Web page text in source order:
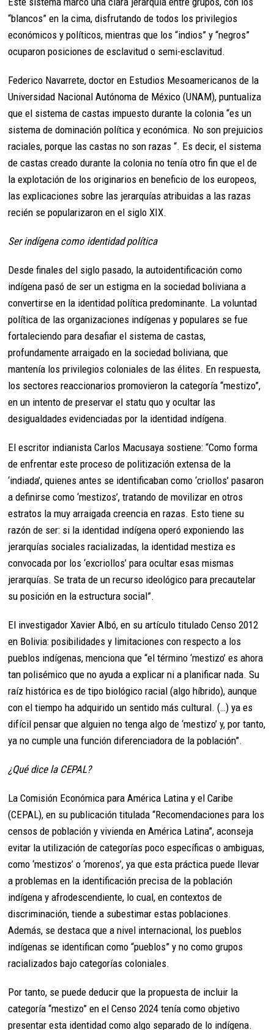
“blancos” en la cima, disfrutando de todos los privilegios
económicos y políticos, mientras que los “indios” y “negros”
ocuparon posiciones de esclavitud o semi-esclavitud.
Federico Navarrete, doctor en Estudios Mesoamericanos de la
Universidad Nacional Autónoma de México (UNAM), puntualiza
que el sistema de castas impuesto durante la colonia “es un
sistema de dominación política y económica. No son prejuicios
raciales, porque las castas no son razas “. Es decir, el sistema
de castas creado durante la colonia no tenía otro fin que el de
la explotación de los originarios en beneficio de los europeos,
las explicaciones sobre las jerarquías atribuidas a las razas
recién se popularizaron en el siglo XIX.
Ser indígena como identidad política
Desde finales del siglo pasado, la autoidentificación como
indígena pasó de ser un estigma en la sociedad boliviana a
convertirse en la identidad política predominante. La voluntad
política de las organizaciones indígenas y populares se fue
fortaleciendo para desafiar el sistema de castas,
profundamente arraigado en la sociedad boliviana, que
mantenía los privilegios coloniales de las élites. En respuesta,
los sectores reaccionarios promovieron la categoría “mestizo”,
en un intento de preservar el statu quo y ocultar las
desigualdades evidenciadas por la identidad indígena.
El escritor indianista Carlos Macusaya sostiene: “Como forma
de enfrentar este proceso de politización extensa de la
‘indiada’, quienes antes se identificaban como ‘criollos’ pasaron
a definirse como ‘mestizos’, tratando de movilizar en otros
estratos la muy arraigada creencia en razas. Esto tiene su
razón de ser: si la identidad indígena operó exponiendo las
jerarquías sociales racializadas, la identidad mestiza es
convocada por los ‘excriollos’ para ocultar esas mismas
jerarquías. Se trata de un recurso ideológico para precautelar
su posición en la estructura social”.
El investigador Xavier Albó, en su artículo titulado Censo 2012
en Bolivia: posibilidades y limitaciones con respecto a los
pueblos indígenas, menciona que “el término ‘mestizo’ es ahora
tan polisémico que no ayuda a explicar ni a planificar nada. Su
raíz histórica es de tipo biológico racial (algo híbrido), aunque
con el tiempo ha adquirido un sentido más cultural. (…) ya es
difícil pensar que alguien no tenga algo de ‘mestizo’ y, por tanto,
ya no cumple una función diferenciadora de la población”.
¿Qué dice la CEPAL?
La Comisión Económica para América Latina y el Caribe
(CEPAL), en su publicación titulada “Recomendaciones para los
censos de población y vivienda en América Latina”, aconseja
evitar la utilización de categorías poco específicas o ambiguas,
como ‘mestizos’ o ‘morenos’, ya que esta práctica puede llevar
a problemas en la identificación precisa de la población
indígena y afrodescendiente, lo cual, en contextos de
discriminación, tiende a subestimar estas poblaciones.
Además, se destaca que a nivel internacional, los pueblos
indígenas se identifican como “pueblos” y no como grupos
racializados bajo categorías coloniales.
Por tanto, se puede deducir que la propuesta de incluir la
categoría “mestizo” en el Censo 2024 tenía como objetivo
presentar esta identidad como algo separado de lo indígena.